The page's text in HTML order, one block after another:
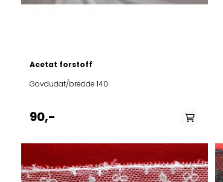
Acetat forstoff
Govdudat/bredde 140
90,-
På lager